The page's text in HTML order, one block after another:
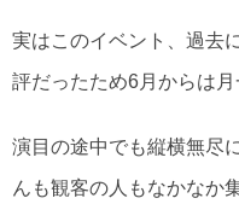
実はこのイベント、過去
評だったため6月からは
演目の途中でも縦横無尽
んも観客の人もなかなか